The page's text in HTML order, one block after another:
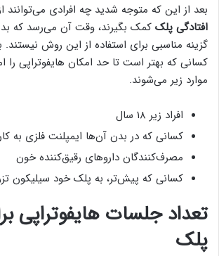
بعد از این که متوجه شدید چه افرادی می‌توانند
افتادگی پلک کمک بگیرند، وقت آن می‌رسد که
گزینه مناسبی برای استفاده از این روش
کسانی که بهتر است تا حد امکان هایفوتراپی را
موارد زیر می‌شوند.
افراد زیر ۱۸ سال
کسانی که در بدن آن‌ها ایمپلنت فلزی به
مصرف‌کنندگان دارو‌های رقیق‌کننده خون
کسانی که پیش‌تر، به پلک خود سیلیکون
تعداد جلسات هایفوتراپی
پلک